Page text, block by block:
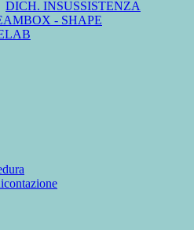
DICH. INSUSSISTENZA
- SHAPE